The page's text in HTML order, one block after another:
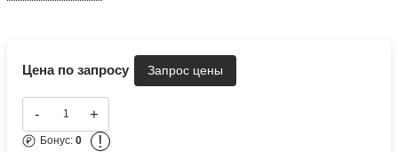
Цена по запросу
- +
Бонус:0 !